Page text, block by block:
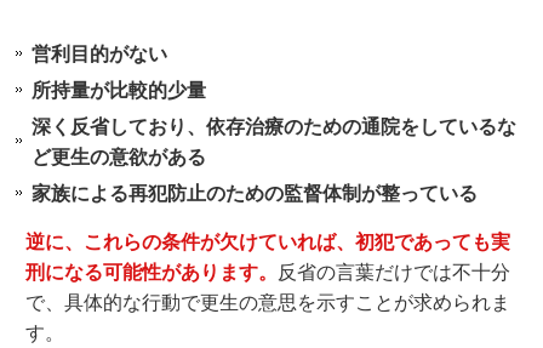
営利目的がない
所持量が比較的少量
深く反省しており、依存治療のための通院をしているな
ど更生の意欲がある
家族による再犯防止のための監督体制が整っている
逆に、これらの条件が欠けていれば、初犯であっても実
刑になる可能性があります。 反省の言葉だけでは不十分
で、具体的な行動で更生の意思を示すことが求められま
す。